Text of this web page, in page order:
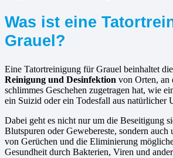
Was ist eine
Grauel?
Eine Tatortreinigung für Grauel beinhaltet die
Reinigung und Desinfektion von Orten, an
schlimmes Geschehen zugetragen hat, wie
ein Suizid oder ein Todesfall aus natürlicher
Dabei geht es nicht nur um die Beseitigung
Blutspuren oder Gewebereste, sondern
von Gerüchen und die Eliminierung
Gesundheit durch Bakterien, Viren und